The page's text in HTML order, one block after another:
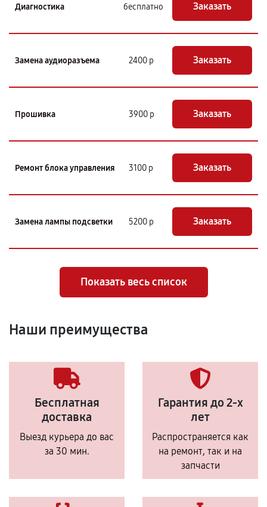
Диагностика бесплатно Заказать
Замена аудиоразъема 2400 р Заказать
Прошивка 3900 р Заказать
Ремонт блока управления 3100 р Заказать
Замена лампы подсветки 5200 р Заказать
Показать весь список
Наши преимущества
Бесплатная
доставка
Выезд курьера до вас
за 30 мин.
Гарантия до 2-х
лет
Распространяется как
на ремонт, так и на
запчасти